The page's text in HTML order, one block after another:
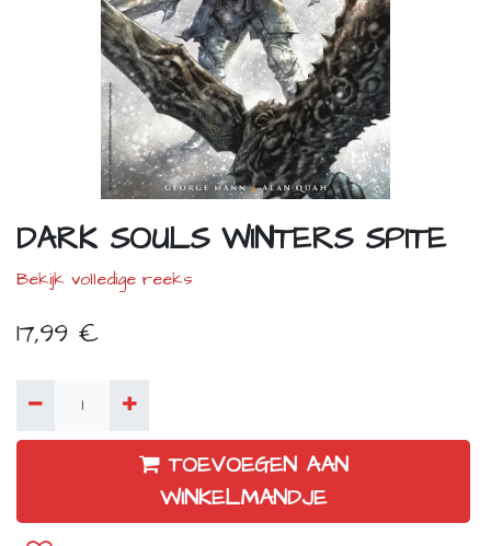
DARK SOULS WINTERS SPITE
Bekijk volledige reeks
17,99 €
TOEVOEGEN AAN
WINKELMANDJE